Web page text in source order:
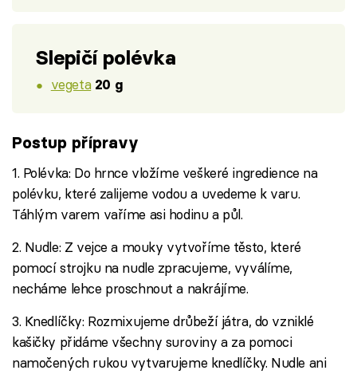
Slepičí polévka
vegeta 20 g
Postup přípravy
1. Polévka: Do hrnce vložíme veškeré ingredience na
polévku, které zalijeme vodou a uvedeme k varu.
Táhlým varem vaříme asi hodinu a půl.
2. Nudle: Z vejce a mouky vytvoříme těsto, které
pomocí strojku na nudle zpracujeme, vyválíme,
necháme lehce proschnout a nakrájíme.
3. Knedlíčky: Rozmixujeme drůbeží játra, do vzniklé
kašičky přidáme všechny suroviny a za pomoci
namočených rukou vytvarujeme knedlíčky. Nudle ani